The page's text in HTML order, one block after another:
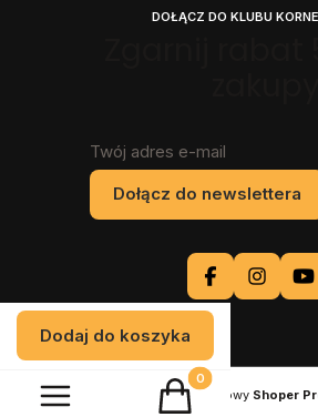
DOŁĄCZ DO KLUBU
Twój adres e-mail
Dołącz do newslettera
Sklep internetowy Shoper
Dodaj do koszyka
Produkty w koszyku: